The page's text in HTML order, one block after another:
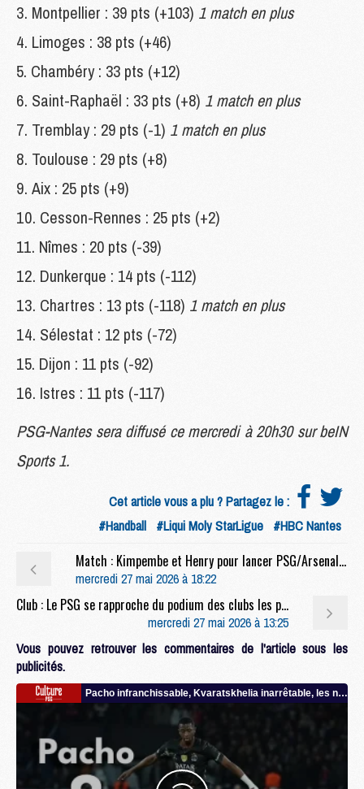
Montpellier : 39 pts (+103) 1 match en plus
Limoges : 38 pts (+46)
Chambéry : 33 pts (+12)
Saint-Raphaël : 33 pts (+8) 1 match en plus
Tremblay : 29 pts (-1) 1 match en plus
Toulouse : 29 pts (+8)
Aix : 25 pts (+9)
Cesson-Rennes : 25 pts (+2)
Nîmes : 20 pts (-39)
Dunkerque : 14 pts (-112)
Chartres : 13 pts (-118) 1 match en plus
Sélestat : 12 pts (-72)
Dijon : 11 pts (-92)
Istres : 11 pts (-117)
PSG-Nantes sera diffusé ce mercredi à 20h30 sur beIN
Sports 1.
Cet article vous a plu ? Partagez le :
#Handball #Liqui Moly StarLigue #HBC Nantes
Match : Kimpembe et Henry pour lancer PSG/Arsenal ?
mercredi 27 mai 2026 à 18:22
Club : Le PSG se rapproche du podium des clubs les plus suivis
mercredi 27 mai 2026 à 13:25
Vous pouvez retrouver les commentaires de l'article sous les
publicités.